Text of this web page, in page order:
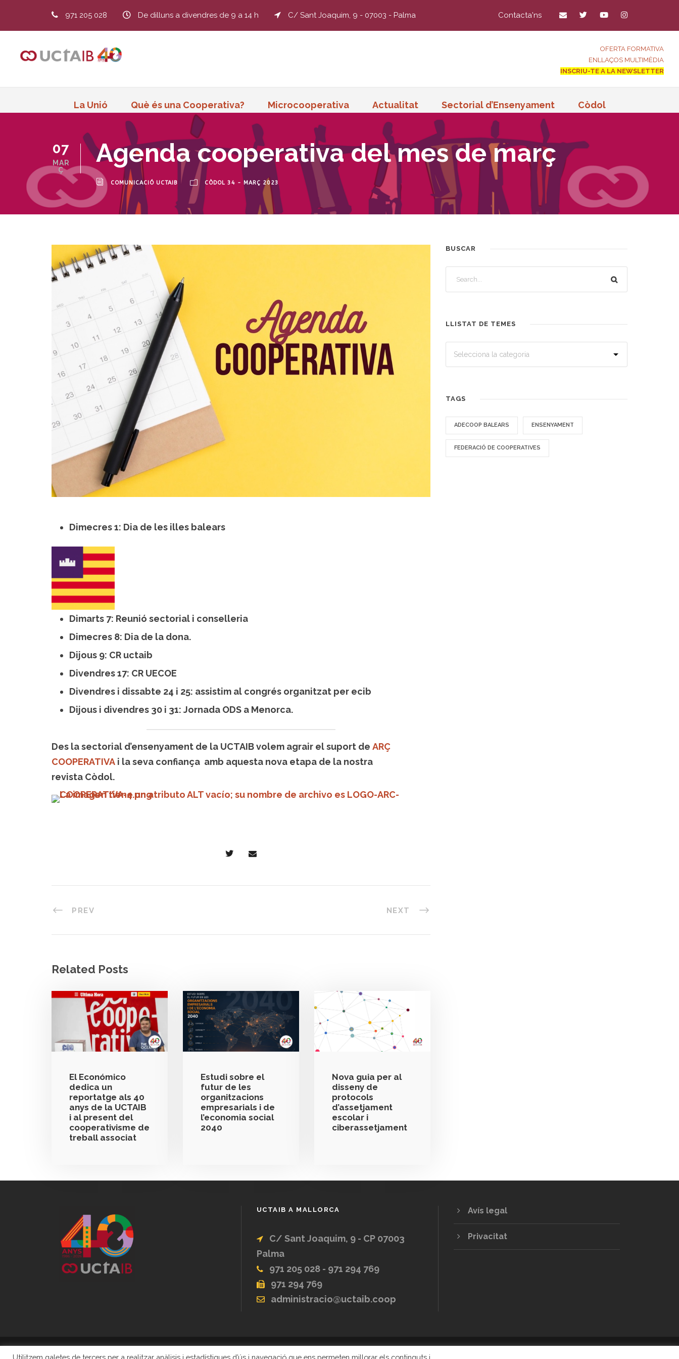
971 205 028 De dilluns a divendres de 9 a 14 h C/ Sant Joaquim, 9 - 07003 - Palma Contacta'ns
OFERTA FORMATIVA
ENLLAÇOS MULTIMÈDIA
INSCRIU-TE A LA NEWSLETTER
La Unió Què és una Cooperativa? Microcooperativa Actualitat Sectorial d’Ensenyament Còdol
07
MAR
Ç
Agenda cooperativa del mes de març
COMUNICACIÓ UCTAIB CÒDOL 34 - MARÇ 2023
Dimecres 1: Dia de les illes balears
Dimarts 7: Reunió sectorial i conselleria
Dimecres 8: Dia de la dona.
Dijous 9: CR uctaib
Divendres 17: CR UECOE
Divendres i dissabte 24 i 25: assistim al congrés organitzat per ecib
Dijous i divendres 30 i 31: Jornada ODS a Menorca.
Des la sectorial d’ensenyament de la UCTAIB volem agrair el suport de ARÇ
COOPERATIVA i la seva confiança amb aquesta nova etapa de la nostra
revista Còdol.
PREV NEXT
Related Posts
El Económico
dedica un
reportatge als 40
anys de la UCTAIB
i al present del
cooperativisme de
treball associat
Estudi sobre el
futur de les
organitzacions
empresarials i de
l’economia social
2040
Nova guia per al
disseny de
protocols
d’assetjament
escolar i
ciberassetjament
BUSCAR
LLISTAT DE TEMES
TAGS
ADECOOP BALEARS ENSENYAMENT
FEDERACIÓ DE COOPERATIVES
UCTAIB A MALLORCA
C/ Sant Joaquim, 9 - CP 07003
Palma
971 205 028 - 971 294 769
971 294 769
administracio@uctaib.coop
Avís legal
Privacitat
Utilitzem galetes de tercers per a realitzar anàlisis i estadístiques d’ús i navegació que ens permeten millorar els continguts i